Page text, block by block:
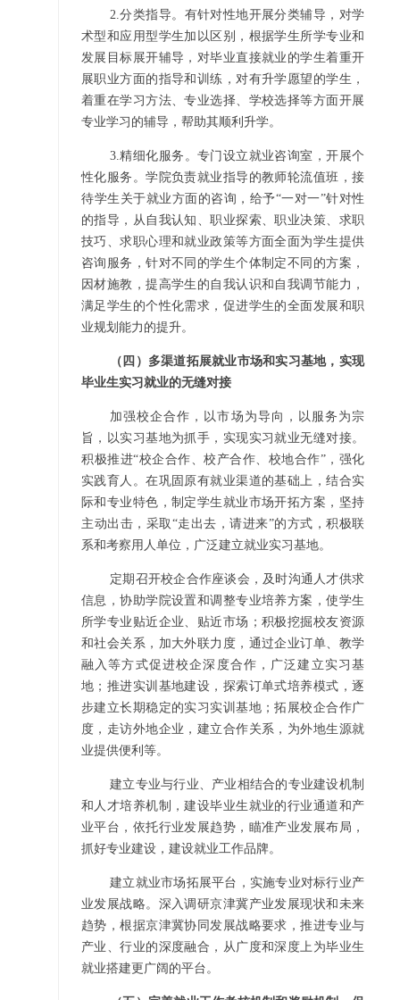
2.分类指导。有针对性地开展分类辅导，对学
术型和应用型学生加以区别，根据学生所学专业和
发展目标展开辅导，对毕业直接就业的学生着重开
展职业方面的指导和训练，对有升学愿望的学生，
着重在学习方法、专业选择、学校选择等方面开展
专业学习的辅导，帮助其顺利升学。
3.精细化服务。专门设立就业咨询室，开展个
性化服务。学院负责就业指导的教师轮流值班，接
待学生关于就业方面的咨询，给予“一对一”针对性
的指导，从自我认知、职业探索、职业决策、求职
技巧、求职心理和就业政策等方面全面为学生提供
咨询服务，针对不同的学生个体制定不同的方案，
因材施教，提高学生的自我认识和自我调节能力，
满足学生的个性化需求，促进学生的全面发展和职
业规划能力的提升。
（四）多渠道拓展就业市场和实习基地，实现
毕业生实习就业的无缝对接
加强校企合作，以市场为导向，以服务为宗
旨，以实习基地为抓手，实现实习就业无缝对接。
积极推进“校企合作、校产合作、校地合作”，强化
实践育人。在巩固原有就业渠道的基础上，结合实
际和专业特色，制定学生就业市场开拓方案，坚持
主动出击，采取“走出去，请进来”的方式，积极联
系和考察用人单位，广泛建立就业实习基地。
定期召开校企合作座谈会，及时沟通人才供求
信息，协助学院设置和调整专业培养方案，使学生
所学专业贴近企业、贴近市场；积极挖掘校友资源
和社会关系，加大外联力度，通过企业订单、教学
融入等方式促进校企深度合作，广泛建立实习基
地；推进实训基地建设，探索订单式培养模式，逐
步建立长期稳定的实习实训基地；拓展校企合作广
度，走访外地企业，建立合作关系，为外地生源就
业提供便利等。
建立专业与行业、产业相结合的专业建设机制
和人才培养机制，建设毕业生就业的行业通道和产
业平台，依托行业发展趋势，瞄准产业发展布局，
抓好专业建设，建设就业工作品牌。
建立就业市场拓展平台，实施专业对标行业产
业发展战略。深入调研京津冀产业发展现状和未来
趋势，根据京津冀协同发展战略要求，推进专业与
产业、行业的深度融合，从广度和深度上为毕业生
就业搭建更广阔的平台。